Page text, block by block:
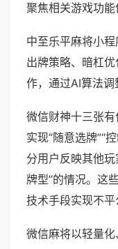
聚焦相关游戏功能
中至乐平麻将小
出牌策略、暗杠
作，通过AI算法调
微信财神十三张
实现“随意选牌”“
分用户反映其他玩
牌型”的情况。这
技术手段实现不平
微信麻将以轻量